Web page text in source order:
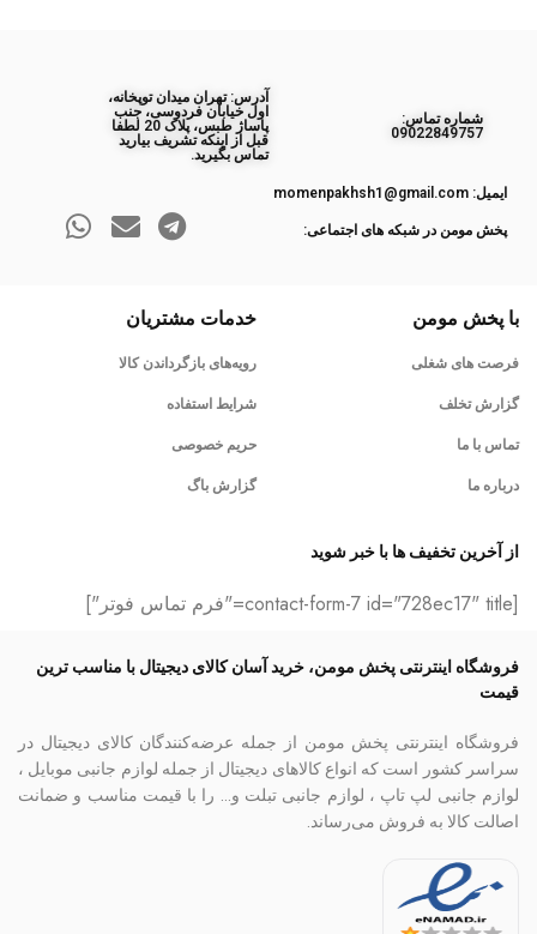
ﺷﻤﺎره ﺗﻤﺎس:
09022849757
آدرس: تهران میدان توپخانه،
اول خیابان فردوسی، جنب
پاساژ طبس، پلاک 20 لطفا
قبل از اینکه تشریف بیارید
تماس بگیرید.
ایمیل: momenpakhsh1@gmail.com
پخش مومن در شبکه های اجتماعی:
با پخش مومن
فرصت های شغلی
گزارش تخلف
تماس با ما
درباره ما
خدمات مشتریان
رویه‌های بازگرداندن کالا
شرایط استفاده
حریم خصوصی
گزارش باگ
از آخرین تخفیف ها با خبر شوید
[contact-form-7 id="728ec17" title="فرم تماس فوتر"]
فروشگاه اینترنتی پخش مومن، خرید آسان کالای دیجیتال با مناسب ترین
قیمت
فروشگاه اینترنتی پخش مومن از جمله عرضه‌کنندگان کالای دیجیتال در
سراسر کشور است که انواع کالاهای دیجیتال از جمله لوازم جانبی موبایل ،
لوازم جانبی لپ تاپ ، لوازم جانبی تبلت و… را با قیمت مناسب و ضمانت
اصالت کالا به فروش می‌رساند.